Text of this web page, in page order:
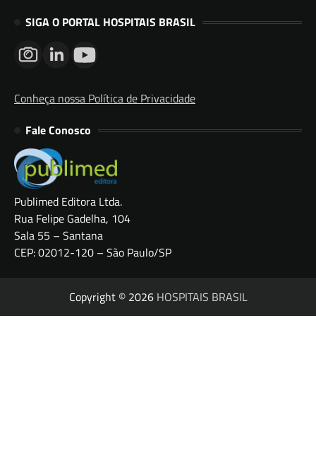
SIGA O PORTAL HOSPITAIS BRASIL
Conheça nossa Política de Privacidade
Fale Conosco
Publimed Editora Ltda.
Rua Felipe Gadelha, 104
Sala 55 – Santana
CEP: 02012-120 – São Paulo/SP
Copyright © 2026 HOSPITAIS BRASIL